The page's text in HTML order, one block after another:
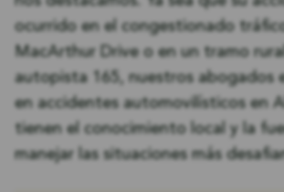
Louisiana: lo que necesita saber
ocurrido en el congestionado
MacArthur Drive o en un tramo
autopista 165, nuestros abogados
en accidentes automovilísticos en
tienen el conocimiento local y la
manejar las situaciones más